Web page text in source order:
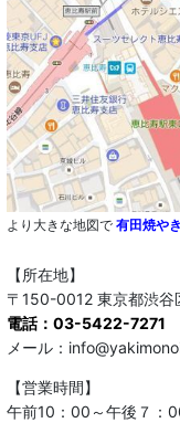
より大きな地図で 有田焼や
【所在地】
〒150-0012 東京都渋谷
電話：03-5422-7271
メール：
【営業時間】
午前10：00～午後７：